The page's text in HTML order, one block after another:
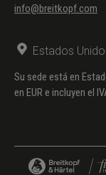
info@breitkopf.com
Estados
Su sede está en
en EUR e incluyen el